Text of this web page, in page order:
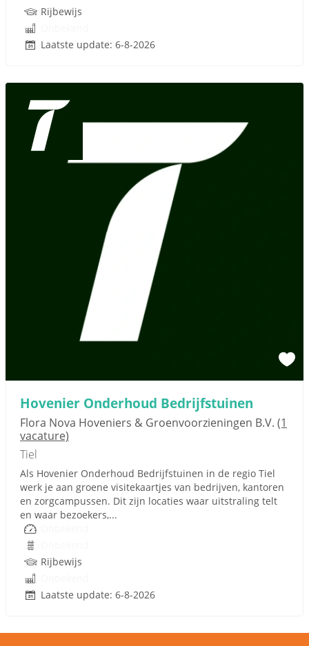
Rijbewijs
Laatste update: 6-8-2026
Hovenier Onderhoud Bedrijfstuinen
Flora Nova Hoveniers & Groenvoorzieningen B.V. (1
vacature)
Tiel
Als Hovenier Onderhoud Bedrijfstuinen in de regio Tiel
werk je aan groene visitekaartjes van bedrijven, kantoren
en zorgcampussen. Dit zijn locaties waar uitstraling telt
en waar bezoekers,...
Rijbewijs
Laatste update: 6-8-2026